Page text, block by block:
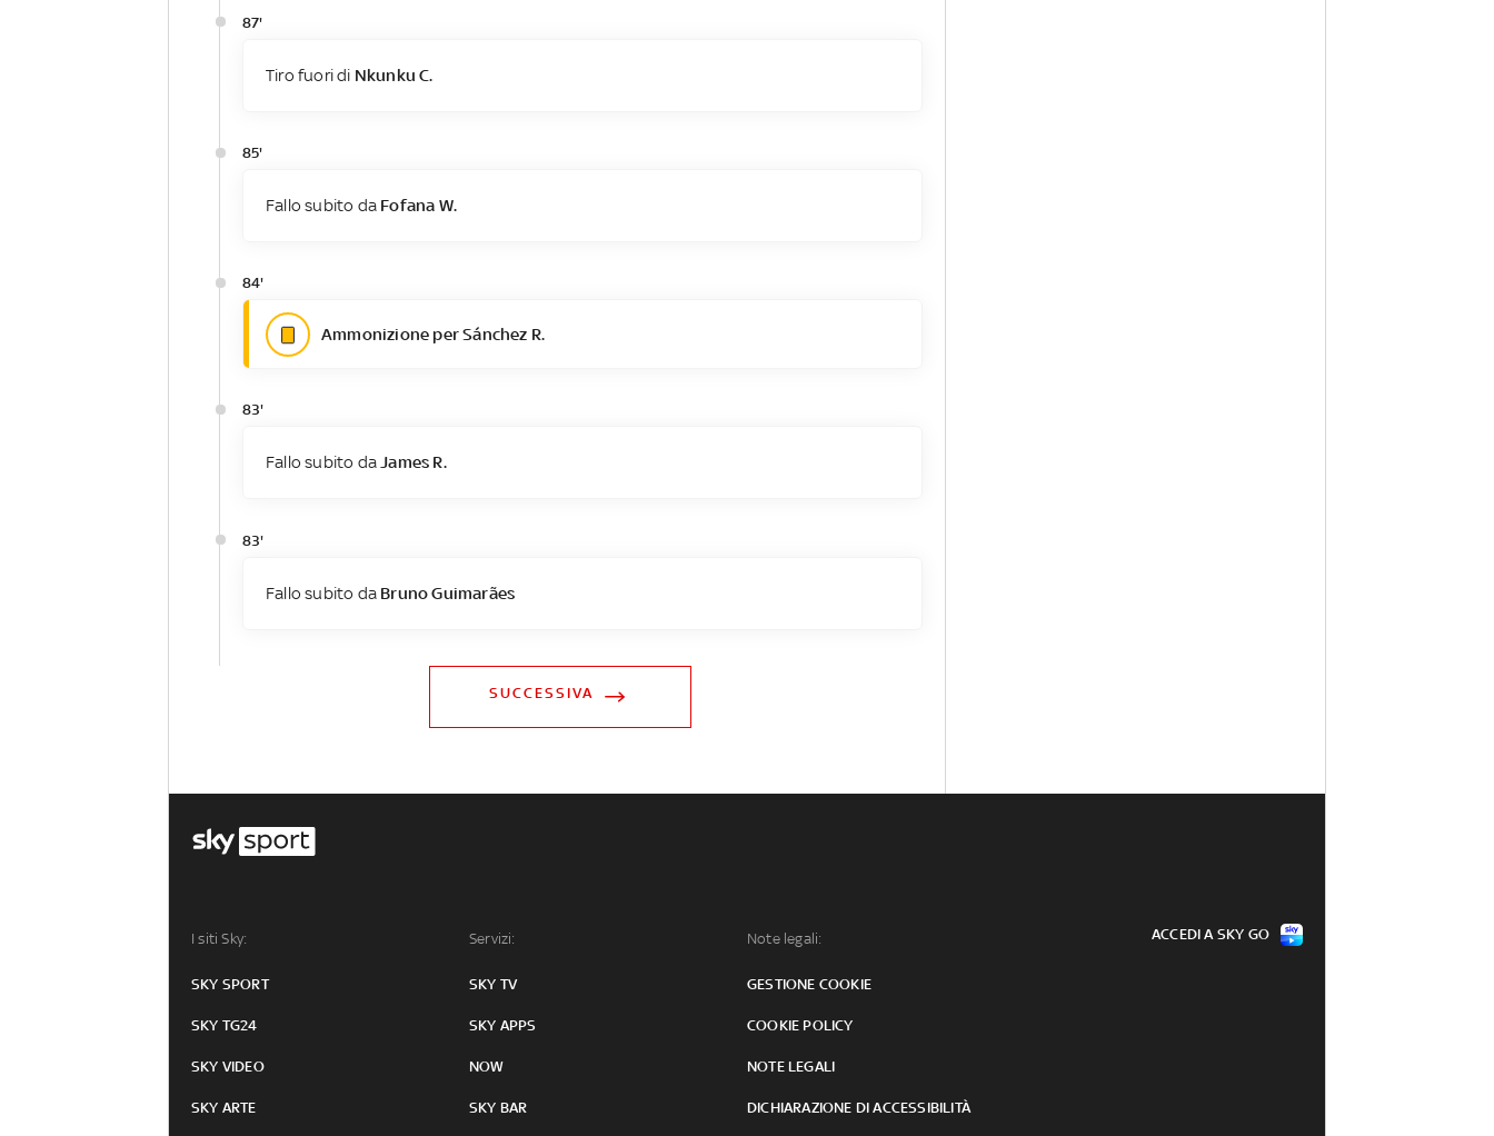
87'
Tiro fuori di Nkunku C.
85'
Fallo subito da Fofana W.
84'
Ammonizione per Sánchez R.
83'
Fallo subito da James R.
83'
Fallo subito da Bruno Guimarães
SUCCESSIVA
I siti Sky:
SKY SPORT
SKY TG24
SKY VIDEO
SKY ARTE
Servizi:
SKY TV
SKY APPS
NOW
SKY BAR
Note legali:
GESTIONE COOKIE
COOKIE POLICY
NOTE LEGALI
DICHIARAZIONE DI ACCESSIBILITÀ
ACCEDI A SKY GO